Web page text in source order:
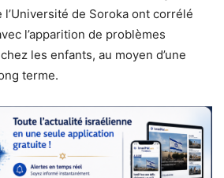
de Soroka ont corrélé
l’apparition de problèmes
les enfants, au moyen d’une
terme.